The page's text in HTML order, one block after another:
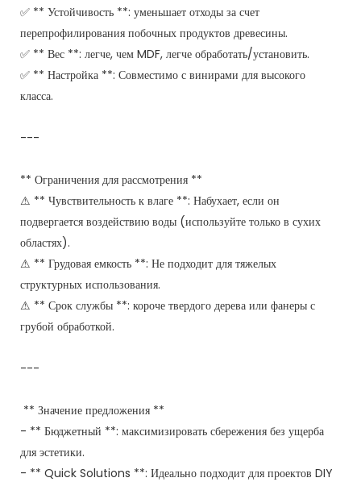
✅ ** Устойчивость **: уменьшает отходы за счет
перепрофилирования побочных продуктов древесины.
✅ ** Вес **: легче, чем MDF, легче обработать/установить.
✅ ** Настройка **: Совместимо с винирами для высокого
класса.
---
** Ограничения для рассмотрения **
⚠ ** Чувствительность к влаге **: Набухает, если он
подвергается воздействию воды (используйте только в сухих
областях).
⚠ ** Грудовая емкость **: Не подходит для тяжелых
структурных использования.
⚠ ** Срок службы **: короче твердого дерева или фанеры с
грубой обработкой.
---
** Значение предложения **
- ** Бюджетный **: максимизировать сбережения без ущерба
для эстетики.
- ** Quick Solutions **: Идеально подходит для проектов DIY